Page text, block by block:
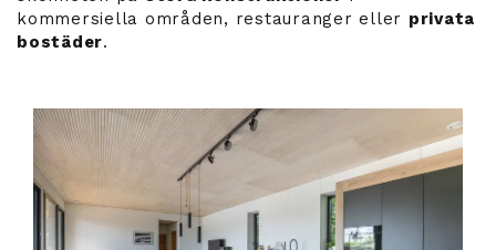
kommersiella områden, restauranger eller privata
bostäder.